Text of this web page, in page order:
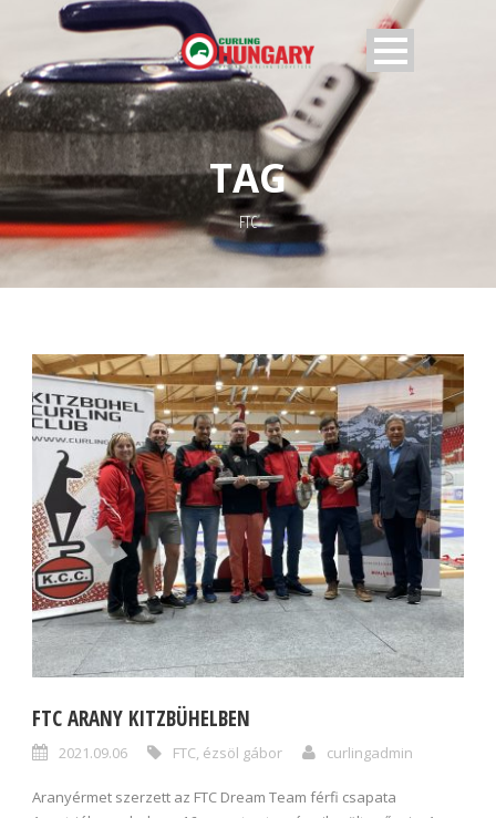
TAG
FTC
FTC ARANY KITZBÜHELBEN
2021.09.06 FTC, ézsöl gábor curlingadmin
Aranyérmet szerzett az FTC Dream Team férfi csapata